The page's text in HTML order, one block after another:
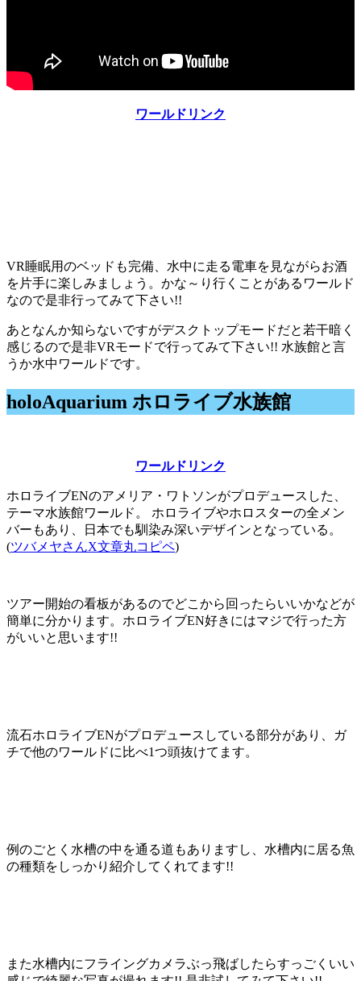
ワールドリンク
VR睡眠用のベッドも完備、水中に走る電車を見ながらお酒
を片手に楽しみましょう。かな～り行くことがあるワールド
なので是非行ってみて下さい!!
あとなんか知らないですがデスクトップモードだと若干暗く
感じるので是非VRモードで行ってみて下さい!! 水族館と言
うか水中ワールドです。
holoAquarium ホロライブ水族館
ワールドリンク
ホロライブENのアメリア・ワトソンがプロデュースした、
テーマ水族館ワールド。 ホロライブやホロスターの全メン
バーもあり、日本でも馴染み深いデザインとなっている。
(ツバメヤさんX文章丸コピペ)
ツアー開始の看板があるのでどこから回ったらいいかなどが
簡単に分かります。ホロライブEN好きにはマジで行った方
がいいと思います!!
流石ホロライブENがプロデュースしている部分があり、ガ
チで他のワールドに比べ1つ頭抜けてます。
例のごとく水槽の中を通る道もありますし、水槽内に居る魚
の種類をしっかり紹介してくれてます!!
また水槽内にフライングカメラぶっ飛ばしたらすっごくいい